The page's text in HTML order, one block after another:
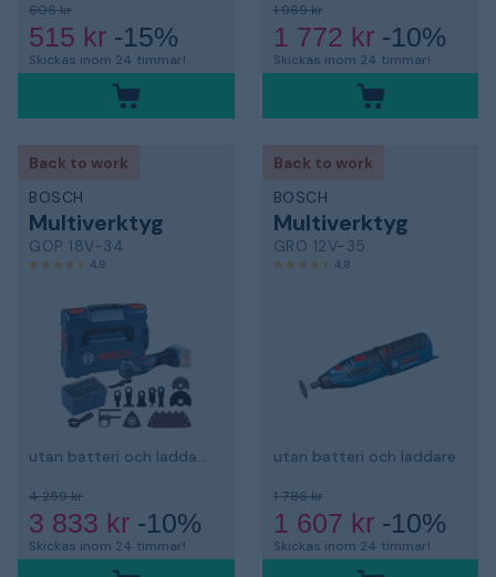
606 kr
515 kr -15%
Skickas inom 24 timmar!
1 969 kr
1 772 kr-10%
Skickas inom 24 timmar!
Back to work
BOSCH
Multiverktyg
GOP 18V-34
4,8
utan batteri och laddare, med tillbehör
4 259 kr
3 833 kr -10%
Skickas inom 24 timmar!
Back to work
BOSCH
Multiverktyg
GRO 12V-35
4,8
utan batteri och laddare
1 786 kr
1 607 kr-10%
Skickas inom 24 timmar!